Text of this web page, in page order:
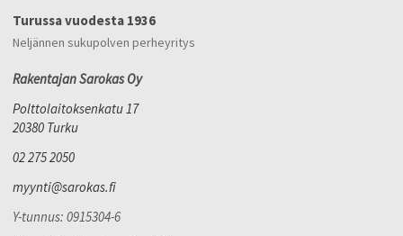
Turussa vuodesta 1936
Neljännen sukupolven perheyritys
Rakentajan Sarokas Oy
Polttolaitoksenkatu 17
20380 Turku
02 275 2050
myynti@sarokas.fi
Y-tunnus: 0915304-6